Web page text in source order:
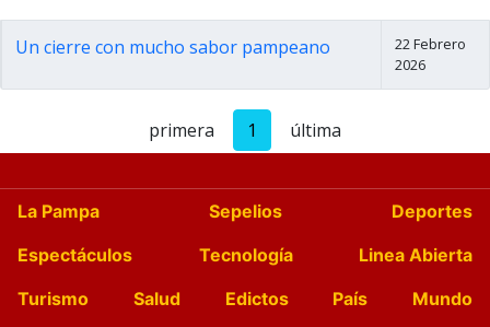
Un cierre con mucho sabor pampeano
22 Febrero
2026
primera 1 última
La Pampa Sepelios
Deportes
Espectáculos
Tecnología
Linea Abierta
Turismo
Salud Edictos País
Mundo